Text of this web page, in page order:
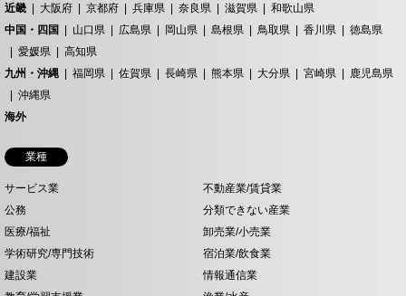
近畿
大阪府 京都府 兵庫県 奈良県 滋賀県
和歌山県
中国・四国
山口県 広島県 岡山県 島根県 鳥取県 香川県
徳島県
愛媛県
高知県
九州・沖縄
福岡県 佐賀県 長崎県 熊本県 大分県 宮崎県
鹿児島県
沖縄県
海外
業種
サービス業
不動産業/賃貸業
公務
分類できない産業
医療/福祉
卸売業/小売業
学術研究/専門技術
宿泊業/飲食業
建設業
情報通信業